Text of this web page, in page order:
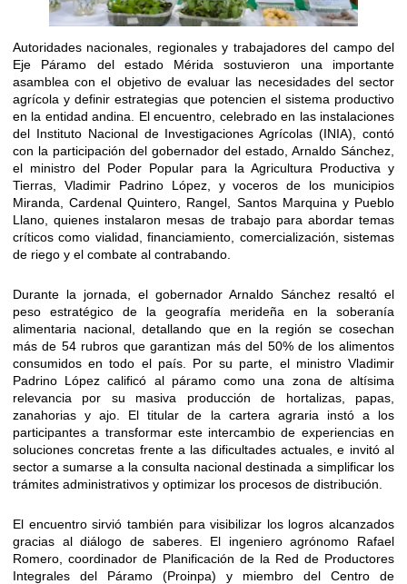
Autoridades nacionales, regionales y trabajadores del campo del
Eje Páramo del estado Mérida sostuvieron una importante
asamblea con el objetivo de evaluar las necesidades del sector
agrícola y definir estrategias que potencien el sistema productivo
en la entidad andina. El encuentro, celebrado en las instalaciones
del Instituto Nacional de Investigaciones Agrícolas (INIA), contó
con la participación del gobernador del estado, Arnaldo Sánchez,
el ministro del Poder Popular para la Agricultura Productiva y
Tierras, Vladimir Padrino López, y voceros de los municipios
Miranda, Cardenal Quintero, Rangel, Santos Marquina y Pueblo
Llano, quienes instalaron mesas de trabajo para abordar temas
críticos como vialidad, financiamiento, comercialización, sistemas
de riego y el combate al contrabando.
Durante la jornada, el gobernador Arnaldo Sánchez resaltó el
peso estratégico de la geografía merideña en la soberanía
alimentaria nacional, detallando que en la región se cosechan
más de 54 rubros que garantizan más del 50% de los alimentos
consumidos en todo el país. Por su parte, el ministro Vladimir
Padrino López calificó al páramo como una zona de altísima
relevancia por su masiva producción de hortalizas, papas,
zanahorias y ajo. El titular de la cartera agraria instó a los
participantes a transformar este intercambio de experiencias en
soluciones concretas frente a las dificultades actuales, e invitó al
sector a sumarse a la consulta nacional destinada a simplificar los
trámites administrativos y optimizar los procesos de distribución.
El encuentro sirvió también para visibilizar los logros alcanzados
gracias al diálogo de saberes. El ingeniero agrónomo Rafael
Romero, coordinador de Planificación de la Red de Productores
Integrales del Páramo (Proinpa) y miembro del Centro de